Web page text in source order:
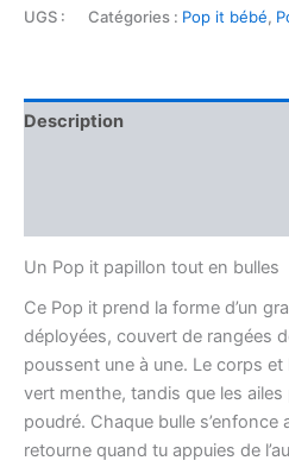
UGS : Catégories : Pop it bébé,
Description
Un Pop it papillon tout en bulles
Ce Pop it prend la forme d’un
déployées, couvert de rangées
poussent une à une. Le corps
vert menthe, tandis que les
poudré. Chaque bulle
retourne quand tu appuies de